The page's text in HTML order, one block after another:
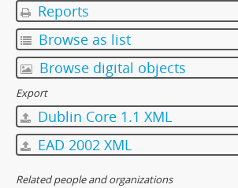
[Subseries] Slovo
[Subseries] Virtuální opona
[Subseries] Grafika podzimu
[Subseries] Yes No Yes
[Subseries] Zrcadlo času
[Subseries] Píseň hlemýžďů
[Subseries] Abstraktní animace ze
[Subseries] Barvy
[Subseries] Flare up
[Subseries] Pinup
Reports
Browse as list
Browse digital objects
Export
Dublin Core 1.1 XML
EAD 2002 XML
Related people and organizations